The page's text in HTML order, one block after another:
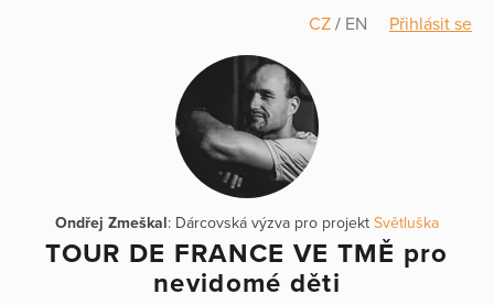
CZ / EN Přihlásit se
Ondřej Zmeškal: Dárcovská výzva pro projekt Světluška
TOUR DE FRANCE VE TMĚ pro
nevidomé děti